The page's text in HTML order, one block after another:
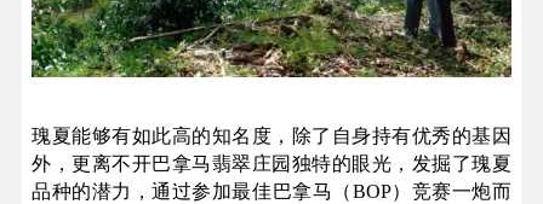
瑰夏能够有如此高的知名度，除了自身持有优秀的基因
外，更离不开巴拿马翡翠庄园独特的眼光，发掘了瑰夏
品种的潜力，通过参加最佳巴拿马（BOP）竞赛一炮而